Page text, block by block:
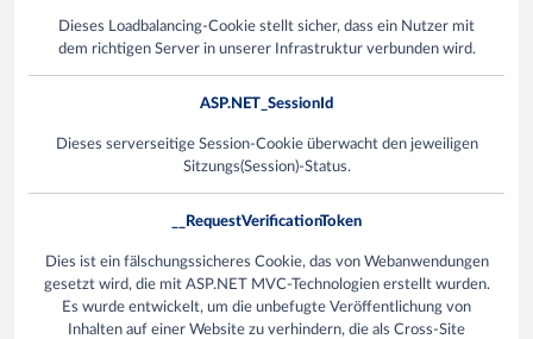
Dieses Loadbalancing-Cookie stellt sicher, dass ein Nutzer mit
dem richtigen Server in unserer Infrastruktur verbunden wird.
ASP.NET_SessionId
Dieses serverseitige Session-Cookie überwacht den jeweiligen
Sitzungs(Session)-Status.
__RequestVerificationToken
Dies ist ein fälschungssicheres Cookie, das von Webanwendungen
gesetzt wird, die mit ASP.NET MVC-Technologien erstellt wurden.
Es wurde entwickelt, um die unbefugte Veröffentlichung von
Inhalten auf einer Website zu verhindern, die als Cross-Site